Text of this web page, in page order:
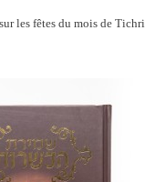
les fêtes du mois de Tichri,